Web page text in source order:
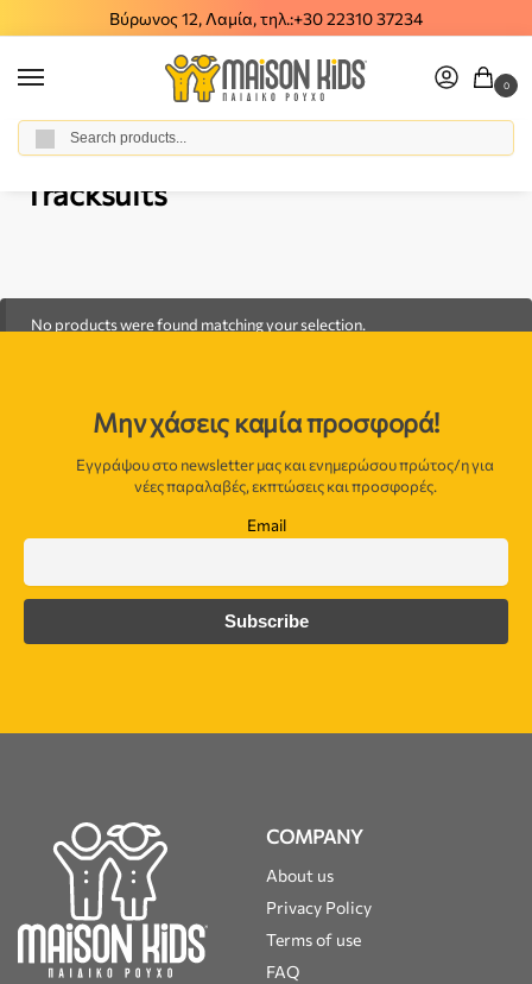
Βύρωνος 12, Λαμία, τηλ.:+30 22310 37234
0
Home / Boy / Clothes
Tracksuits
No products were found matching your selection.
Μην χάσεις καμία προσφορά!
Εγγράψου στο newsletter μας και ενημερώσου πρώτος/η για
νέες παραλαβές, εκπτώσεις και προσφορές.
Email
COMPANY
About us
Privacy Policy
Terms of use
FAQ